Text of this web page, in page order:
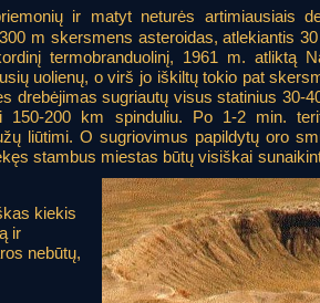
ir matyt neturės artimiausiais
m skersmens asteroidas, atlekiantis
termobranduolinį, 1961 m. atliktą
uolienų, o virš jo iškiltų tokio pat
drebėjimas sugriautų visus statinius 30-
150-200 km spinduliu. Po 1-2 min.
liūtimi. O sugriovimus papildytų oro
stambus miestas būtų visiškai
kiekis
ir
nebūtų,